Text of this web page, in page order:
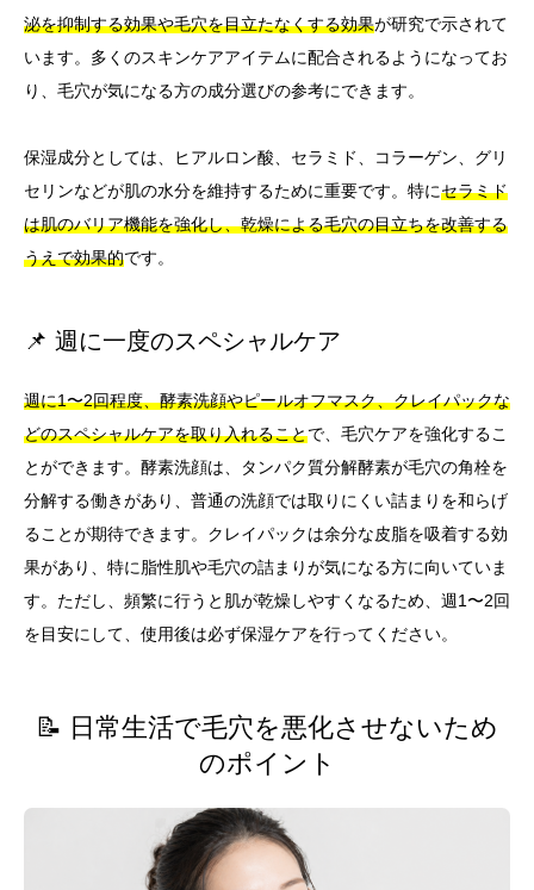
泌を抑制する効果や毛穴を目立たなくする効果が研究で示されて
います。多くのスキンケアアイテムに配合されるようになってお
り、毛穴が気になる方の成分選びの参考にできます。
保湿成分としては、ヒアルロン酸、セラミド、コラーゲン、グリ
セリンなどが肌の水分を維持するために重要です。特にセラミド
は肌のバリア機能を強化し、乾燥による毛穴の目立ちを改善する
うえで効果的です。
📌 週に一度のスペシャルケア
週に1〜2回程度、酵素洗顔やピールオフマスク、クレイパックな
どのスペシャルケアを取り入れることで、毛穴ケアを強化するこ
とができます。酵素洗顔は、タンパク質分解酵素が毛穴の角栓を
分解する働きがあり、普通の洗顔では取りにくい詰まりを和らげ
ることが期待できます。クレイパックは余分な皮脂を吸着する効
果があり、特に脂性肌や毛穴の詰まりが気になる方に向いていま
す。ただし、頻繁に行うと肌が乾燥しやすくなるため、週1〜2回
を目安にして、使用後は必ず保湿ケアを行ってください。
📝 日常生活で毛穴を悪化させないため
のポイント